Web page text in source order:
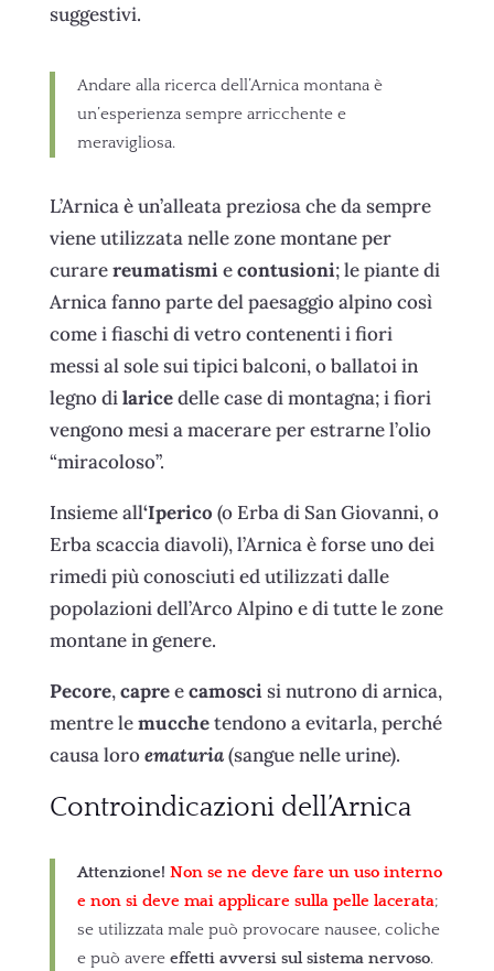
suggestivi.
Andare alla ricerca dell’Arnica montana è
un’esperienza sempre arricchente e
meravigliosa.
L’Arnica è un’alleata preziosa che da sempre
viene utilizzata nelle zone montane per
curarereumatismiecontusioni; le piante di
Arnica fanno parte del paesaggio alpino così
come i fiaschi di vetro contenenti i fiori
messi al sole sui tipici balconi, o ballatoi in
legno dilaricedelle case di montagna; i fiori
vengono mesi a macerare per estrarne l’olio
“miracoloso”.
Insieme all‘Iperico (o Erba di San Giovanni, o
Erba scaccia diavoli), l’Arnica è forse uno dei
rimedi più conosciuti ed utilizzati dalle
popolazioni dell’Arco Alpino e di tutte le zone
montane in genere.
Pecore,capreecamoscisi nutrono di arnica,
mentre lemucchetendono a evitarla, perché
causa loroematuria(sangue nelle urine).
Controindicazioni dell’Arnica
Attenzione! Non se ne deve fare un uso interno
e non si deve mai applicare sulla pelle lacerata;
se utilizzata male può provocare nausee, coliche
e può avere effetti avversi sul sistema nervoso.